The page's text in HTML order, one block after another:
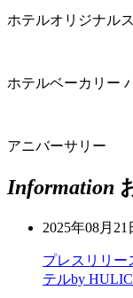
ホテルオリジナル
ホテルベーカリー
アニバーサリー
Information
2025年08月21
プレスリリ
テルby